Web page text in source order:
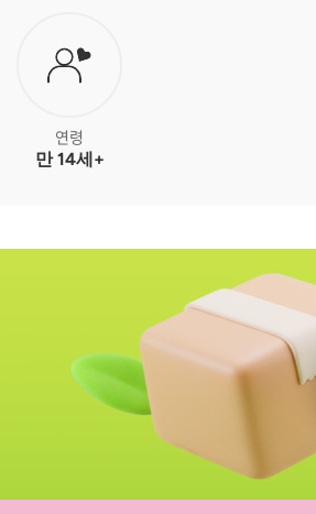
연령
만 14세+